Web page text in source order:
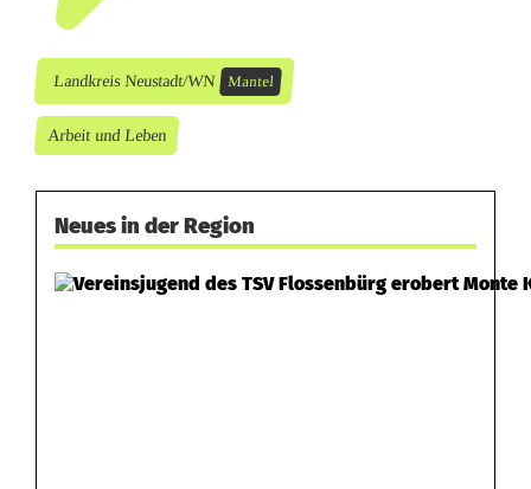
Landkreis Neustadt/WN Mantel
Arbeit und Leben
Neues in der Region